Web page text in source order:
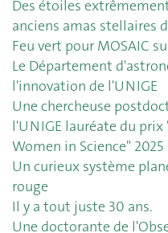
Des étoiles
anciens amas stellaires
Feu vert pour MOSAIC
Le Département
l'innovation de l'UNIGE
Une chercheuse
l'UNIGE lauréate du prix
Women in Science" 2025
Un curieux système
rouge
Il y a tout juste 30 ans.
Une doctorante de